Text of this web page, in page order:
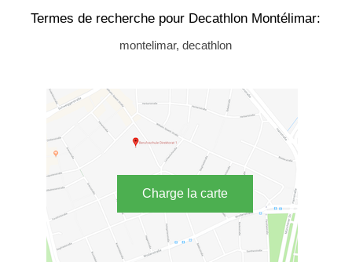
Termes de recherche pour Decathlon Montélimar:
montelimar, decathlon
Charge la carte